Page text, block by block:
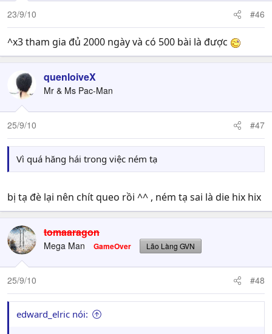
23/9/10 #46
^x3 tham gia đủ 2000 ngày và có 500 bài là được
quenloiveX
Mr & Ms Pac-Man
25/9/10 #47
Vì quá hăng hái trong việc ném tạ
bị tạ đè lại nên chít queo rồi ^^ , ném tạ sai là die hix hix
tomaaragon
Mega Man GameOver Lão Làng GVN
25/9/10 #48
edward_elric nói: